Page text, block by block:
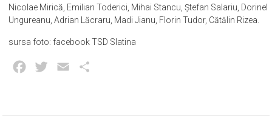
Nicolae Mirică, Emilian Toderici, Mihai Stancu, Ștefan Salariu, Dorinel
Ungureanu, Adrian Lăcraru, Madi Jianu, Florin Tudor, Cătălin Rizea.
sursa foto: facebook TSD Slatina
Facebook
Twitter Email